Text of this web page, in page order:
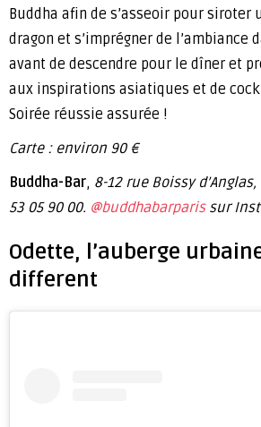
Buddha afin de s’asseoir pour siroter
dragon et s’imprégner de l’ambiance
avant de descendre pour le dîner et
aux inspirations asiatiques et de
Soirée réussie assurée !
Carte : environ 90 €
Buddha-Bar, 8-12 rue Boissy
53 05 90 00. @buddhabarparissur
Odette, l’auberge
different